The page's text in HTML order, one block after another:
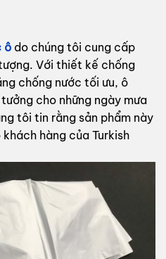
ô do chúng tôi cung cấp
Với thiết kế chống
chống nước tối ưu, ô
cho những ngày mưa
tôi tin rằng sản phẩm này
hàng của Turkish